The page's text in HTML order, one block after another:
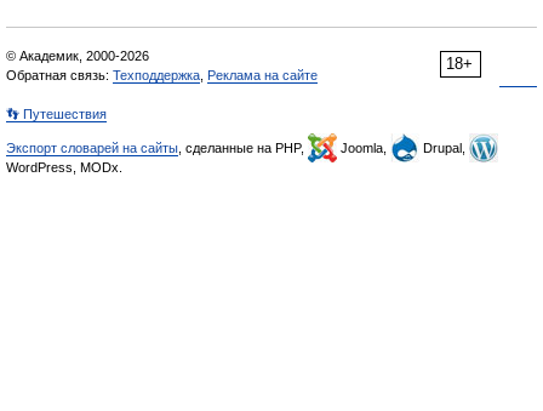
18+
© Академик, 2000-2026
Обратная связь: Техподдержка Реклама на сайте
👣 Путешествия
Экспорт словарей на сайты , сделанные на PHP, Joomla,
Drupal,
WordPress, MODx.